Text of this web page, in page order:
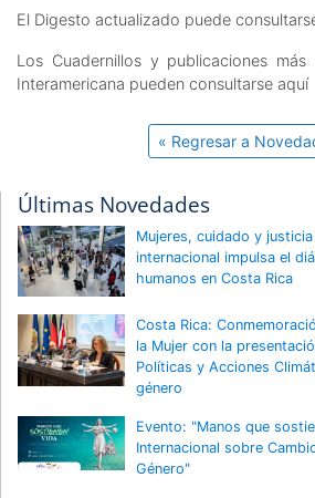
El Digesto actualizado puede
Los Cuadernillos y publicaciones
Interamericana pueden consultarse aquí
« Regresar a
Últimas Novedades
Mujeres, cuidado y
internacional impulsa el
humanos en Costa Rica
Costa Rica:
la Mujer con la
Políticas y Acciones
género
Evento: "Manos que
Internacional sobre
Género"